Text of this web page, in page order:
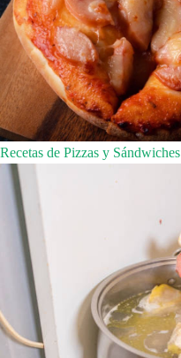
Recetas de Pizzas y Sándwiches